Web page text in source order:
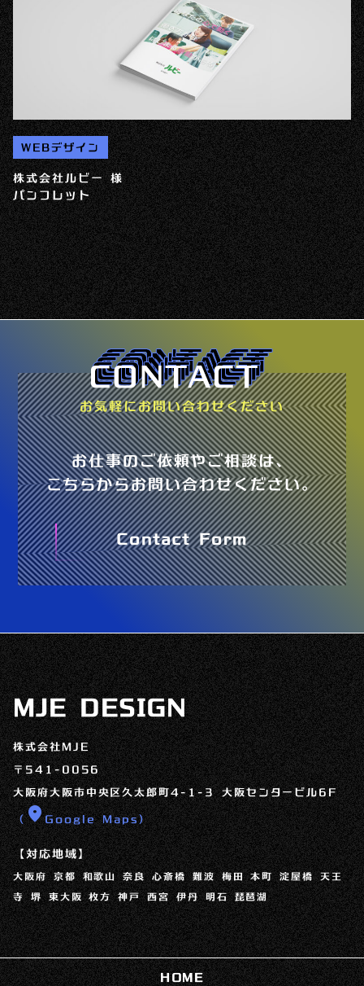
WEBデザイン
株式会社ルビー 様
パンフレット
お気軽にお問い合わせください
お仕事のご依頼やご相談は、
こちらからお問い合わせください。
Contact Form
MJE DESIGN
株式会社MJE
〒541-0056
大阪府大阪市中央区久太郎町4-1-3 大阪センタービル6F
（location_onGoogle Maps）
【対応地域】
大阪府 京都 和歌山 奈良 心斎橋 難波 梅田 本町 淀屋橋 天王
寺 堺 東大阪 枚方 神戸 西宮 伊丹 明石 琵琶湖
HOME